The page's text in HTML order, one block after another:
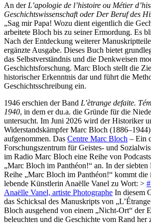
An der L’apologie de l’histoire ou Métier
Geschichtswissenschaft oder Der Beruf des
„Sag mir Papa! Wozu dient eigentlich die
arbeitete Bloch bis zu seiner Ermordung. Es
Nach der Entdeckung weiterer
ergänzte Ausgabe. Dieses Buch bietet
das Selbstverständnis und die Denkweisen
Geschichtsforschung. Marc Bloch stellt die
historischer Erkenntnis dar und führt die
Geschichtsschreibung ein.
1946 erschien der Band L’ètrange defaite.
1940, in dem er du.a. die Gründe für die
untersucht. Im Juni 2026 wird der Historiker
Widerstandskämpfer Marc Bloch
aufgenommen. Das Centre Marc Bloch – Ein
Forschungszentrum für Geistes- und
im Radio Marc Bloch eine Reihe von
„Marc Bloch im Panthéon!“ an. In der siebten
Reihe „Marc Bloch im Panthéon!“ kommt die
lebende Künstlerin Anaëlle Vanel zu Wort: >
Anaëlle Vanel, artiste Photographe In diesem
das Schicksal des Manuskripts von
Bloch ausgehend von einem „Nicht-Ort“ der
beleuchten und die Geschichte vom Rand her